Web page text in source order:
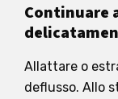
Continuare
Allattare o
deflusso. Allo